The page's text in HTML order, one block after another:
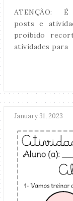
ATENÇÃO: É
posts e
proibido
atividades para
January 31, 2023